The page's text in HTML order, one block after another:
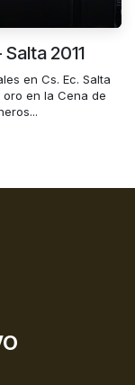
2011
en Cs. Ec. Salta
oro en la Cena de